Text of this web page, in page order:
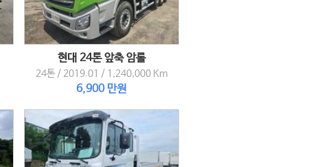
현대 24톤 앞축 암롤
24톤 / 2019.01 / 1,240,000 Km
6,900 만원